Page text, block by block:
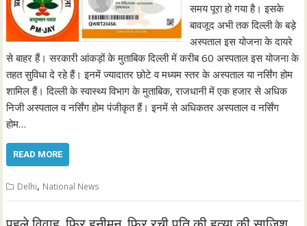
समय पूरा हो गया है। इसके
बावजूद अभी तक दिल्ली के बड़े
अस्पताल इस योजना के दायरे
से बाहर हैं। सरकारी आंकड़ों के मुताबिक दिल्ली में करीब 60 अस्पताल इस योजना के
तहत सुविधा दे रहे हैं। इनमें ज्यादातर छोटे व मध्यम स्तर के अस्पताल या नर्सिंग होम
शामिल हैं। दिल्ली के स्वास्थ्य विभाग के मुताबिक, राजधानी में एक हजार से अधिक
निजी अस्पताल व नर्सिंग होम पंजीकृत हैं। इनमें से अधिकतर अस्पताल व नर्सिंग
होम…
READ MORE
Delhi, National News